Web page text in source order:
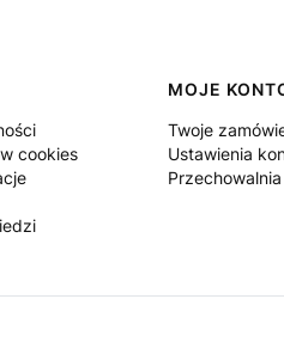
cookies
MOJE
Twoje
Ustawienia
Przechowalnia